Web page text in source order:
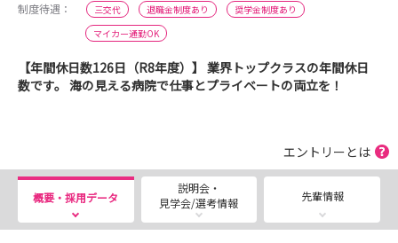
制度待遇：
三交代 退職金制度あり
奨学金制度あり
マイカー通勤OK
【年間休日数126日（R8年度）】 業界トップクラスの年間休日
数です。 海の見える病院で仕事とプライベートの両立を！
エントリーとは
概要・採用データ
説明会・
見学会/選考情報
先輩情報